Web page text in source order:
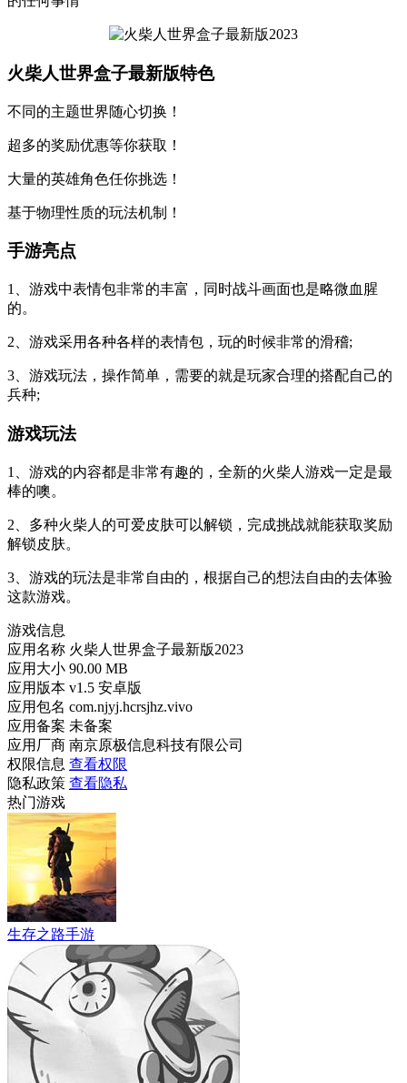
火柴人世界盒子最新版特色
不同的主题世界随心切换！
超多的奖励优惠等你获取！
大量的英雄角色任你挑选！
基于物理性质的玩法机制！
手游亮点
1、游戏中表情包非常的丰富，同时战斗画面也是略微血腥
的。
2、游戏采用各种各样的表情包，玩的时候非常的滑稽;
3、游戏玩法，操作简单，需要的就是玩家合理的搭配自己的
兵种;
游戏玩法
1、游戏的内容都是非常有趣的，全新的火柴人游戏一定是最
棒的噢。
2、多种火柴人的可爱皮肤可以解锁，完成挑战就能获取奖励
解锁皮肤。
3、游戏的玩法是非常自由的，根据自己的想法自由的去体验
这款游戏。
游戏信息
应用名称 火柴人世界盒子最新版2023
应用大小 90.00 MB
应用版本 v1.5 安卓版
应用包名 com.njyj.hcrsjhz.vivo
应用备案 未备案
应用厂商 南京原极信息科技有限公司
权限信息 查看权限
隐私政策 查看隐私
热门游戏
生存之路手游